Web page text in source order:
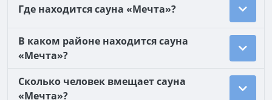
Где находится сауна «Мечта»?
В каком районе находится сауна
«Мечта»?
Сколько человек вмещает сауна
«Мечта»?